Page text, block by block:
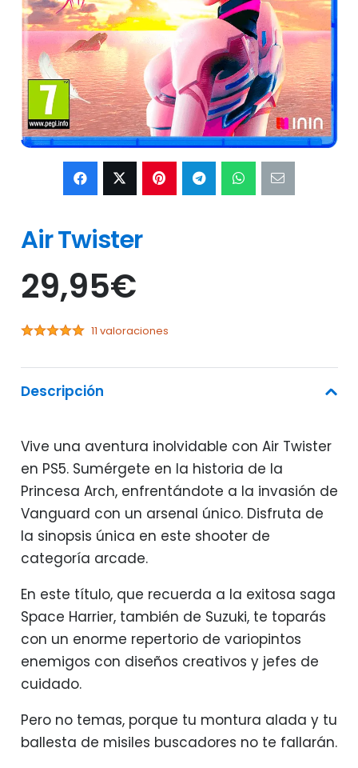
Air Twister
29,95€
11 valoraciones
Descripción
Vive una aventura inolvidable con Air Twister
en PS5. Sumérgete en la historia de la
Princesa Arch, enfrentándote a la invasión de
Vanguard con un arsenal único. Disfruta de
la sinopsis única en este shooter de
categoría arcade.
En este título, que recuerda a la exitosa saga
Space Harrier, también de Suzuki, te toparás
con un enorme repertorio de variopintos
enemigos con diseños creativos y jefes de
cuidado.
Pero no temas, porque tu montura alada y tu
ballesta de misiles buscadores no te fallarán.